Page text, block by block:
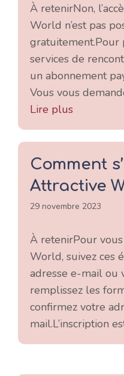
À retenirNon,
World n’est pas
services de
un abonnement
Vous vous
Lire plus
Comment
Attractive
29 novembre 2023
À retenirPour
World, suivez ces
adresse e-mail ou
remplissez les
confirmez votre
mail.L’inscription